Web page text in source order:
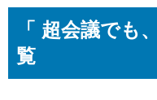
「 超会議でも
覧